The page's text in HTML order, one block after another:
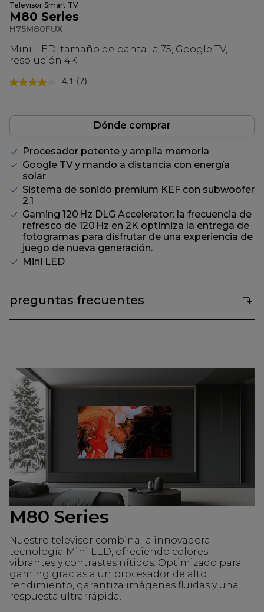
Televisor Smart TV
M80 Series
H75M80FUX
Mini-LED, tamaño de pantalla 75, Google TV,
resolución 4K
4.1 Lea
Enlace
página.
(7)
Dónde comprar
Procesador potente y amplia memoria
Google TV y mando a distancia con energía
solar
Sistema de sonido premium KEF con subwoofer
2.1
Gaming 120 Hz DLG Accelerator: la frecuencia de
refresco de 120 Hz en 2K optimiza la entrega de
fotogramas para disfrutar de una experiencia de
juego de nueva generación.
Mini LED
preguntas frecuentes
M80 Series
Nuestro televisor combina la innovadora
tecnología Mini LED, ofreciendo colores
vibrantes y contrastes nítidos. Optimizado para
gaming gracias a un procesador de alto
rendimiento, garantiza imágenes fluidas y una
respuesta ultrarrápida.